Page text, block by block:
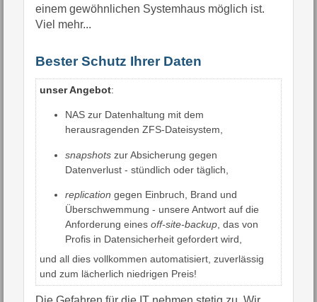
einem gewöhnlichen Systemhaus möglich ist.
Viel mehr...
Bester Schutz Ihrer Daten
unser Angebot:
NAS zur Datenhaltung mit dem
herausragenden ZFS-Dateisystem,
snapshotszur Absicherung gegen
Datenverlust - stündlich oder täglich,
replication gegen Einbruch, Brand und
Überschwemmung - unsere Antwort auf die
Anforderung eines off-site-backup, das von
Profis in Datensicherheit gefordert wird,
und all dies vollkommen automatisiert, zuverlässig
und zum lächerlich niedrigen Preis!